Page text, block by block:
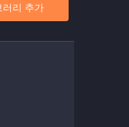
러리 추가